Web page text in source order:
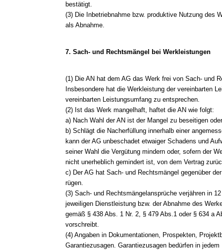
bestätigt.
(3) Die Inbetriebnahme bzw. produktive Nutzung des
als Abnahme.
7. Sach- und Rechtsmängel bei Werkleistungen
(1) Die AN hat dem AG das Werk frei von Sach- und
Insbesondere hat die Werkleistung der vereinbarten
vereinbarten Leistungsumfang zu entsprechen.
(2) Ist das Werk mangelhaft, haftet die AN wie folgt:
a) Nach Wahl der AN ist der Mangel zu beseitigen
b) Schlägt die Nacherfüllung innerhalb einer
kann der AG unbeschadet etwaiger Schadens und
seiner Wahl die Vergütung mindern oder, sofern der
nicht unerheblich gemindert ist, von dem Vertrag
c) Der AG hat Sach- und Rechtsmängel gegenüber
rügen.
(3) Sach- und Rechtsmängelansprüche verjähren in
jeweiligen Dienstleistung bzw. der Abnahme des
gemäß § 438 Abs. 1 Nr. 2, § 479 Abs.1 oder § 634 a
vorschreibt.
(4) Angaben in Dokumentationen, Prospekten,
Garantiezusagen. Garantiezusagen bedürfen in